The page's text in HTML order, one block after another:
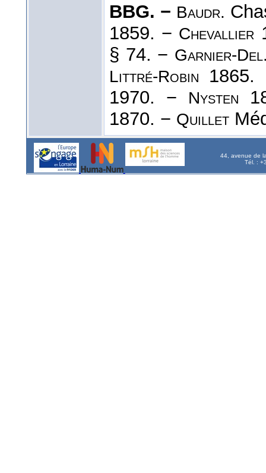
BBG. − Baudr.
1859. − Chevallier
§ 74. − Garnier-
Littré-Robin
1970. −
Nysten
1870. − Quillet
44, avenue de
Tél. :